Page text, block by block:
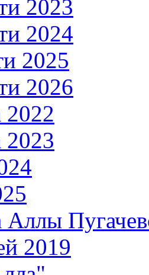
2023
2024
2025
2026
2022
2023
2019